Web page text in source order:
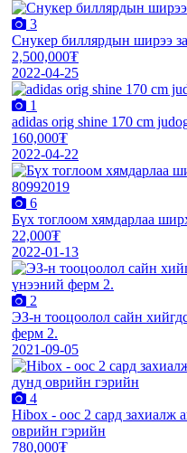
3
Снукер биллярдын ширээ
2,500,000₮
2022-04-25
1
adidas orig shine 170 cm
160,000₮
2022-04-22
6
Бүх тоглоом хямдарлаа
22,000₮
2022-01-13
2
ЭЗ-н тооцоолол сайн
ферм 2.
2021-09-05
4
Hibox - оос 2 сард захиалж
оврийн гэрийн
780,000₮